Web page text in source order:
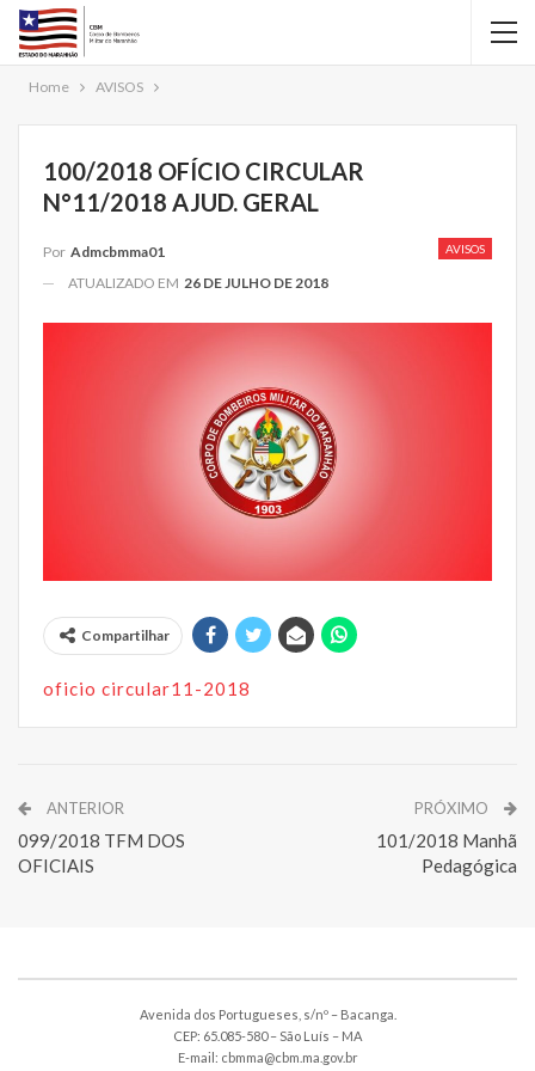
Home AVISOS
100/2018 OFÍCIO CIRCULAR
N°11/2018 AJUD. GERAL
AVISOS
Por Admcbmma01
ATUALIZADO EM 26 DE JULHO DE 2018
Compartilhar
oficio circular11-2018
ANTERIOR
099/2018 TFM DOS
OFICIAIS
PRÓXIMO
101/2018 Manhã
Pedagógica
Avenida dos Portugueses, s/nº – Bacanga.
CEP: 65.085-580 – São Luís – MA
E-mail: cbmma@cbm.ma.gov.br